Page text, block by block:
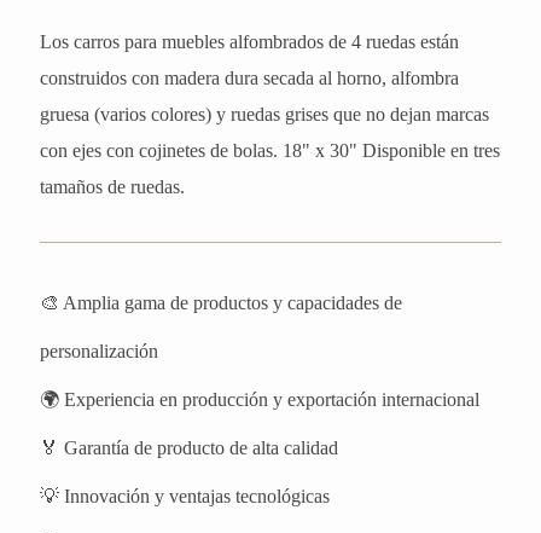
Los carros para muebles alfombrados de 4 ruedas están
construidos con madera dura secada al horno, alfombra
gruesa (varios colores) y ruedas grises que no dejan marcas
con ejes con cojinetes de bolas. 18" x 30" Disponible en tres
tamaños de ruedas.
🎨 Amplia gama de productos y capacidades de
personalización
🌍 Experiencia en producción y exportación internacional
🏅 Garantía de producto de alta calidad
💡 Innovación y ventajas tecnológicas